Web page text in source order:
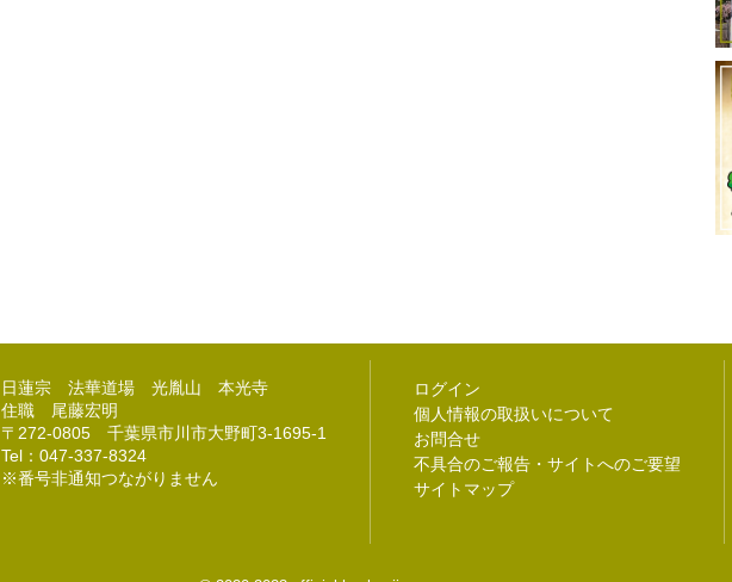
日蓮宗 法華道場 光胤山 本光寺
住職 尾藤宏明
〒272-0805 千葉県市川市大野町3-1695-1
Tel：047-337-8324
※番号非通知つながりません
ログイン
個人情報の取扱いについて
お問合せ
不具合のご報告・サイトへのご要望
サイトマップ